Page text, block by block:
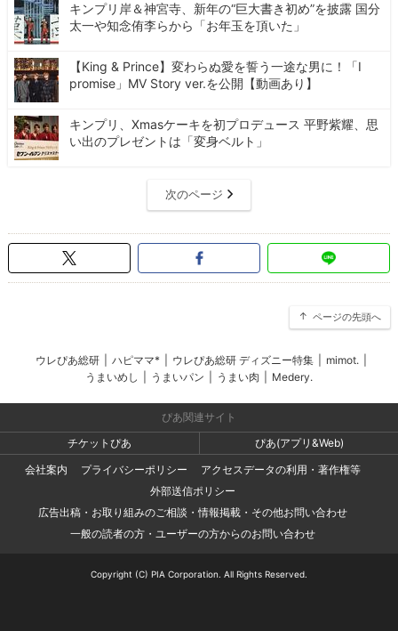
キンプリ岸＆神宮寺、新年の“巨大書き初め”を披露 国分
太一や知念侑李らから「お年玉を頂いた」
【King & Prince】変わらぬ愛を誓う一途な男に！「I
promise」MV Story ver.を公開【動画あり】
キンプリ、Xmasケーキを初プロデュース 平野紫耀、思
い出のプレゼントは「変身ベルト」
次のページ
ページの先頭へ
ウレぴあ総研 ハピママ* ウレぴあ総研 ディズニー特集 mimot.
うまいめし
うまいパン うまい肉 Medery.
ぴあ関連サイト
チケットぴあ
ぴあ(アプリ&Web)
会社案内
プライバシーポリシー
アクセスデータの利用・著作権等
外部送信ポリシー
広告出稿・お取り組みのご相談・情報掲載・その他お問い合わせ
一般の読者の方・ユーザーの方からのお問い合わせ
Copyright (C) PIA Corporation. All Rights Reserved.